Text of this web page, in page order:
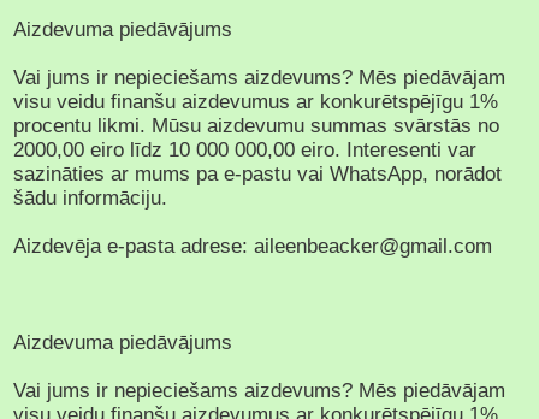
Aizdevuma piedāvājums
Vai jums ir nepieciešams aizdevums? Mēs piedāvājam
visu veidu finanšu aizdevumus ar konkurētspējīgu 1%
procentu likmi. Mūsu aizdevumu summas svārstās no
2000,00 eiro līdz 10 000 000,00 eiro. Interesenti var
sazināties ar mums pa e-pastu vai WhatsApp, norādot
šādu informāciju.
Aizdevēja e-pasta adrese: aileenbeacker@gmail.com
Aizdevuma piedāvājums
Vai jums ir nepieciešams aizdevums? Mēs piedāvājam